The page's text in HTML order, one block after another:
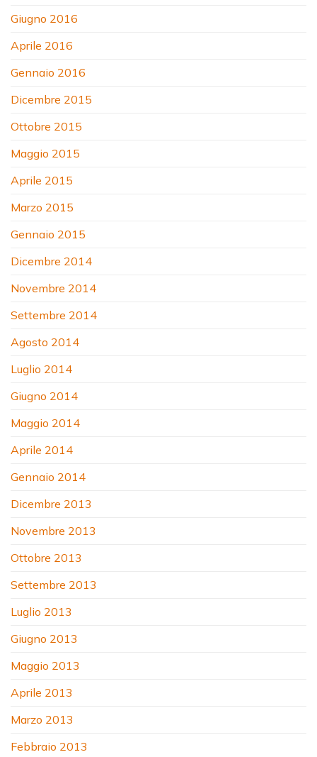
Giugno 2016
Aprile 2016
Gennaio 2016
Dicembre 2015
Ottobre 2015
Maggio 2015
Aprile 2015
Marzo 2015
Gennaio 2015
Dicembre 2014
Novembre 2014
Settembre 2014
Agosto 2014
Luglio 2014
Giugno 2014
Maggio 2014
Aprile 2014
Gennaio 2014
Dicembre 2013
Novembre 2013
Ottobre 2013
Settembre 2013
Luglio 2013
Giugno 2013
Maggio 2013
Aprile 2013
Marzo 2013
Febbraio 2013